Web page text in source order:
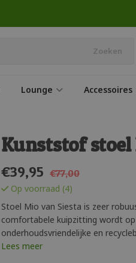
Zoeken
Lounge Accessoires
Kunststof stoel
€39,95 €77,00
Op voorraad (4)
Stoel Mio van Siesta is zeer
comfortabele kuipzitting wordt
onderhoudsvriendelijke en
Lees meer